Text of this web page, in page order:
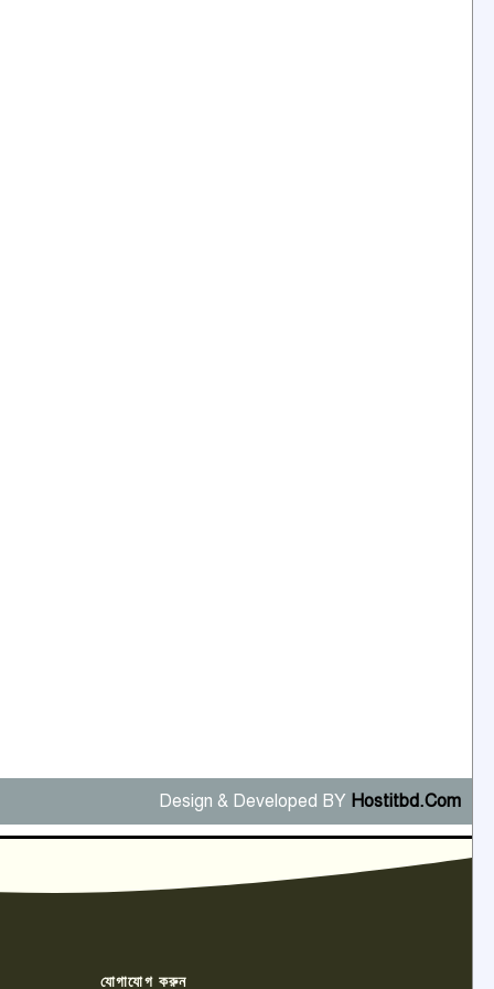
Design & Developed BY Hostitbd.Com
যোগাযোগ করুন